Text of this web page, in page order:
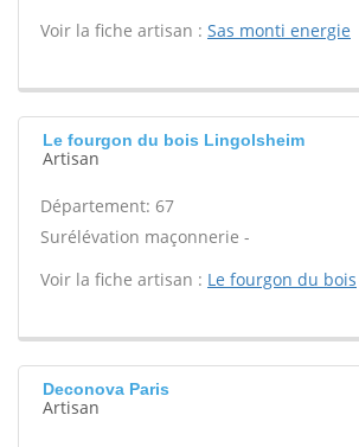
Voir la fiche artisan : Sas monti energie
Le fourgon du bois Lingolsheim
Artisan
Département: 67
Surélévation maçonnerie -
Voir la fiche artisan : Le fourgon du bois
Deconova Paris
Artisan